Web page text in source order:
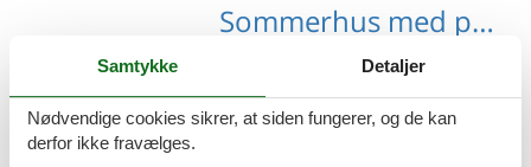
Sommerhus med pool Zillertal
Samtykke Detaljer
Nødvendige cookies sikrer, at siden fungerer, og de kan
derfor ikke fravælges.